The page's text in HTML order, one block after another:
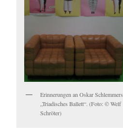
Erinnerungen an Oskar Schlemmers
„Triadisches Ballett“. (Foto: © Welf
Schröter)